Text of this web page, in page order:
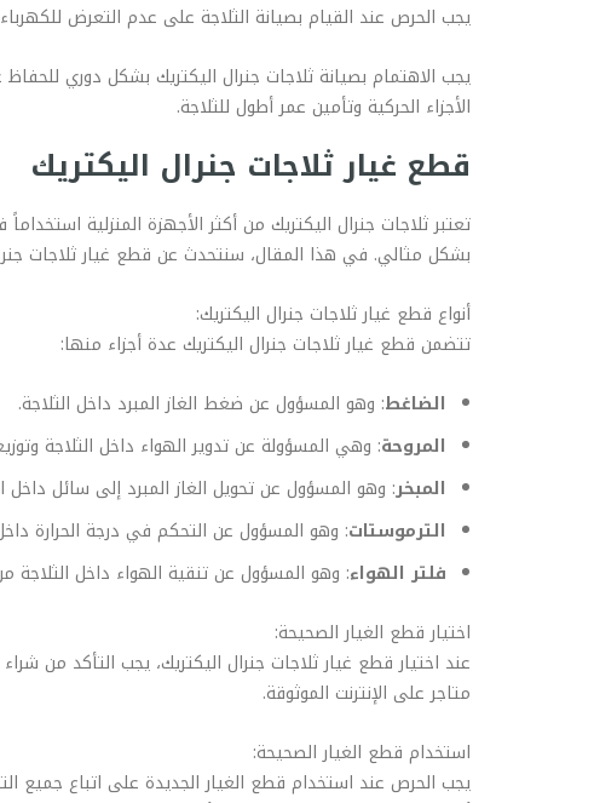
يجب الحرص عند القيام بصيانة الثلاجة على عدم التعرض
يجب الاهتمام بصيانة ثلاجات جنرال اليكتريك بشكل دوري
الأجزاء الحركية وتأمين عمر أطول للثلاجة.
قطع غيار ثلاجات جنرال اليكتريك
تعتبر ثلاجات جنرال اليكتريك من أكثر الأجهزة المنزلية
بشكل مثالي. في هذا المقال، سنتحدث عن قطع غيار ثلاجات
أنواع قطع غيار ثلاجات جنرال اليكتريك:
تتضمن قطع غيار ثلاجات جنرال اليكتريك عدة أجزاء منها:
الضاغط: وهو المسؤول عن ضغط الغاز المبرد داخل الثلاجة.
المروحة: وهي المسؤولة عن تدوير الهواء داخل الثلاجة
المبخر: وهو المسؤول عن تحويل الغاز المبرد إلى سائل داخل
الترموستات: وهو المسؤول عن التحكم في درجة الحرارة
فلتر الهواء: وهو المسؤول عن تنقية الهواء داخل الثلاجة من
اختيار قطع الغيار الصحيحة:
عند اختيار قطع غيار ثلاجات جنرال اليكتريك، يجب التأكد من
متاجر على الإنترنت الموثوقة.
استخدام قطع الغيار الصحيحة:
يجب الحرص عند استخدام قطع الغيار الجديدة على اتباع